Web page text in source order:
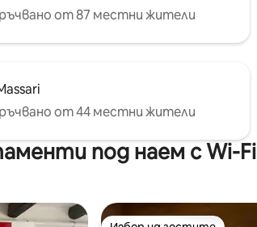
от 87 местни жители
от 44 местни жители
под наем с Wi-Fi